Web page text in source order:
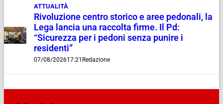
ATTUALITÀ
Rivoluzione centro storico e aree pedonali, la
Lega lancia una raccolta firme. Il Pd:
“Sicurezza per i pedoni senza punire i
residenti”
07/08/202617:21 Redazione